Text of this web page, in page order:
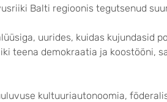
Balti regioonis tegutsenud
uurides, kuidas kujundasid
teena demokraatia ja koostööni,
kultuuriautonoomia,